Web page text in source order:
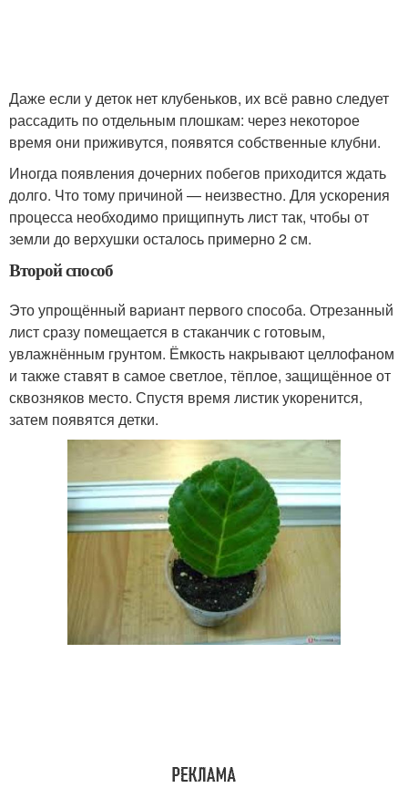
Даже если у деток нет клубеньков, их всё равно следует
рассадить по отдельным плошкам: через некоторое
время они приживутся, появятся собственные клубни.
Иногда появления дочерних побегов приходится ждать
долго. Что тому причиной — неизвестно. Для ускорения
процесса необходимо прищипнуть лист так, чтобы от
земли до верхушки осталось примерно 2 см.
Второй способ
Это упрощённый вариант первого способа. Отрезанный
лист сразу помещается в стаканчик с готовым,
увлажнённым грунтом. Ёмкость накрывают целлофаном
и также ставят в самое светлое, тёплое, защищённое от
сквозняков место. Спустя время листик укоренится,
затем появятся детки.